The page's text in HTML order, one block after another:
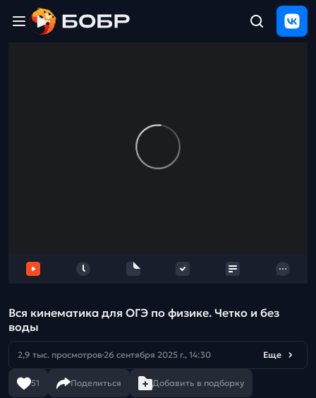
отзыв
Вся кинематика для ОГЭ по физике. Четко и без
воды
2,9 тыс. просмотров 26 сентября 2025 г., 14:30 Еще
51 Поделиться Добавить в подборку